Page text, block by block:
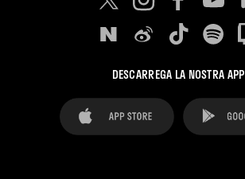
DESCARREGA LA NOSTRA APP